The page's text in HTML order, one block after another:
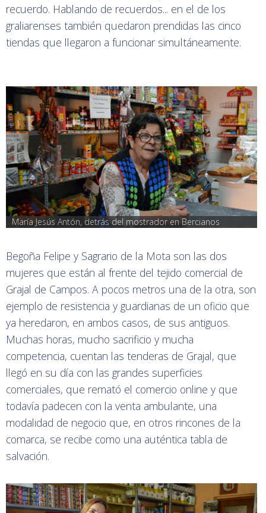
recuerdo. Hablando de recuerdos... en el de los
graliarenses también quedaron prendidas las cinco
tiendas que llegaron a funcionar simultáneamente.
María Jesús Antón, detrás del mostrador en Bercianos
Begoña Felipe y Sagrario de la Mota son las dos
mujeres que están al frente del tejido comercial de
Grajal de Campos. A pocos metros una de la otra, son
ejemplo de resistencia y guardianas de un oficio que
ya heredaron, en ambos casos, de sus antiguos.
Muchas horas, mucho sacrificio y mucha
competencia, cuentan las tenderas de Grajal, que
llegó en su día con las grandes superficies
comerciales, que remató el comercio online y que
todavía padecen con la venta ambulante, una
modalidad de negocio que, en otros rincones de la
comarca, se recibe como una auténtica tabla de
salvación.